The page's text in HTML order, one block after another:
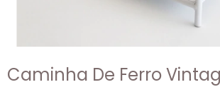
Caminha De Ferro